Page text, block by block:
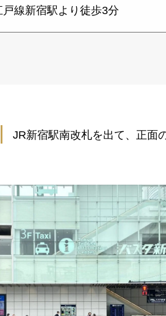
線新宿駅より徒歩3分
JR新宿駅南改札を出て、正面